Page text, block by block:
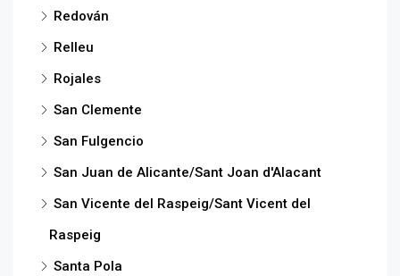
Redován
Relleu
Rojales
San Clemente
San Fulgencio
San Juan de Alicante/Sant Joan d'Alacant
San Vicente del Raspeig/Sant Vicent del
Raspeig
Santa Pola